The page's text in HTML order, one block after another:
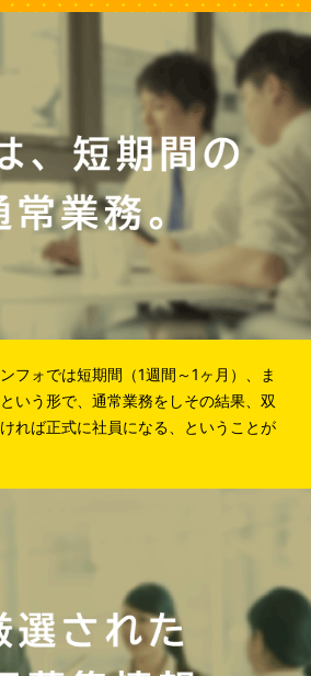
フォでは短期間（1週間～1ヶ月）、ま
いう形で、通常業務をしその結果、双
れば正式に社員になる、ということが